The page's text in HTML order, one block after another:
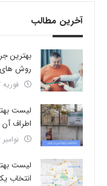
آخرین مطالب
روش های
فوریه 22, 2026
لیست
اطراف آن
نوامبر 6, 2024
لیست
انتخاب